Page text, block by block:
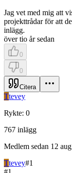
Jag vet med mig att
projekttrådar för att
inlägg.
över tio år sedan
0
0
Citera
Ttevey
Rykte: 0
767 inlägg
Medlem sedan 12
Ttevey#1